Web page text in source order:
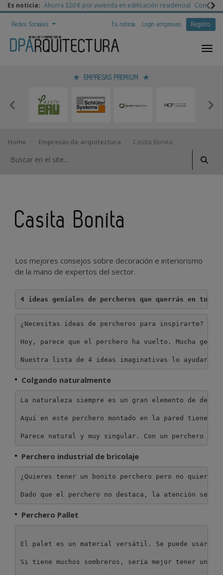
Es noticia: Ahorra 320 € por vivienda en edificación residencial
Redes Sociales Es noticia Login empresas Registro
EMPRESAS PREMIUM
Home Empresas de arquitectura Casita Bonita
Casita Bonita
Los mejores consejos sobre decoración e interiorismo
de la mano de expertos del sector.
4 ideas geniales de percheros que querrás en tu
¿Necesitas ideas de percheros para inspirarte?
Hoy, parece que el perchero ha vuelto. Mucha
Nuestra lista de 4 ideas imaginativas lo ayudará a
Colgando naturalmente
La naturaleza siempre es un gran elemento de
Aquí en este perchero montado en la pared tienes
Parece natural y muy singular. Con un perchero
Perchero industrial de bricolaje
¿Quieres tener un bonito perchero pero no quieres
Dado que el perchero no destaca, la atención se
Perchero Pallet
El palet es un material versátil. Se puede usar
Si tiene muchos sombreros, sería mejor tener un